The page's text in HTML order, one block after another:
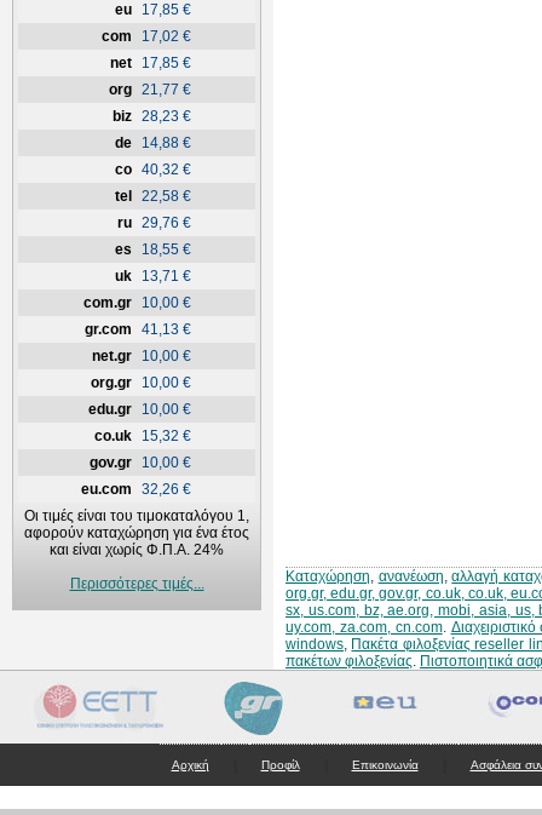
eu
17,85 €
com
17,02 €
net
17,85 €
org 21,77 €
biz 28,23 €
de
14,88 €
co 40,32 €
tel
22,58 €
ru 29,76 €
es
18,55 €
uk
13,71 €
com.gr
10,00 €
gr.com
41,13 €
net.gr
10,00 €
org.gr
10,00 €
edu.gr
10,00 €
co.uk
15,32 €
gov.gr
10,00 €
eu.com
32,26 €
Οι τιμές είναι του τιμοκαταλόγου 1,
αφορούν καταχώρηση για ένα έτος
και είναι χωρίς Φ.Π.Α. 24%
Περισσότερες τιμές...
Καταχώρηση, ανανέωση,αλλαγή
org.gr, edu.gr, gov.gr, co.uk, co.uk,
sx, us.com, bz, ae.org, mobi, asia, us,
uy.com, za.com, cn.com.
windows, Πακέτα φιλοξενίας reseller
πακέτων φιλοξενίας. Πιστοποιητικά
Αρχική Προφίλ Επικοινωνία Ασφάλεια